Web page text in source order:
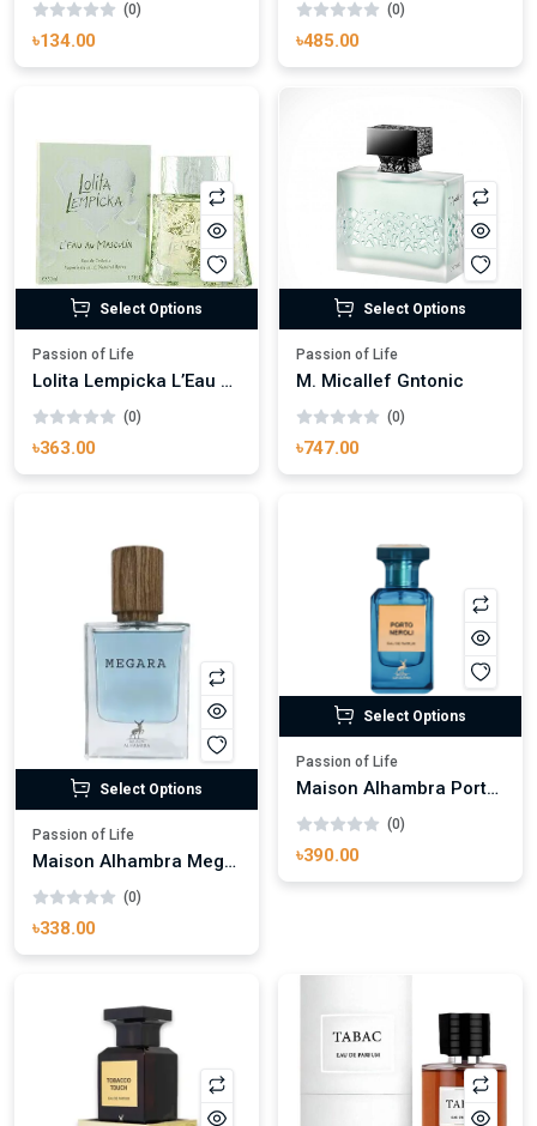
(0)
৳134.00
(0)
৳485.00
Select Options
Passion of Life
Lolita Lempicka L’Eau Au Masculin (Vintage) Eau de Toilette
(0)
৳363.00
Select Options
Passion of Life
M. Micallef Gntonic
(0)
৳747.00
Select Options
Passion of Life
Maison Alhambra Megara
(0)
৳338.00
Select Options
Passion of Life
Maison Alhambra Porto Neroli Eau de Parfum
(0)
৳390.00